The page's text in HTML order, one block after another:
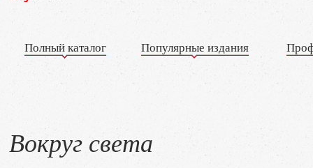
Полный каталог Популярные издания
Вокруг света